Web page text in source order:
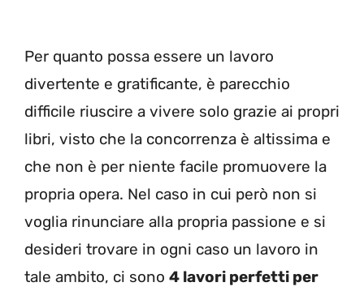
Per quanto possa essere un lavoro
divertente e gratificante, è parecchio
difficile riuscire a vivere solo grazie ai propri
libri, visto che la concorrenza è altissima e
che non è per niente facile promuovere la
propria opera. Nel caso in cui però non si
voglia rinunciare alla propria passione e si
desideri trovare in ogni caso un lavoro in
tale ambito, ci sono 4 lavori perfetti per